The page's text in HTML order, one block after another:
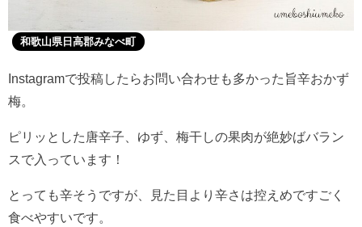
和歌山県日高郡みなべ町
Instagramで投稿したらお問い合わせも多かった旨辛おかず
梅。
ピリッとした唐辛子、ゆず、梅干しの果肉が絶妙ばバラン
スで入っています！
とっても辛そうですが、見た目より辛さは控えめですごく
食べやすいです。